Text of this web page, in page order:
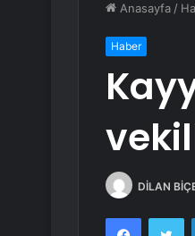
Anasayfa /
Haber
DİLAN
Facebook